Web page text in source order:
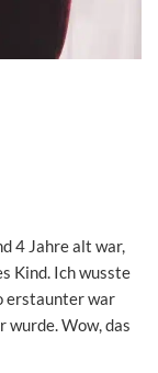
4 Jahre alt war,
Kind. Ich wusste
erstaunter war
wurde. Wow, das